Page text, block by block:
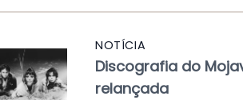
NOTÍCIA
Discografia do
relançada